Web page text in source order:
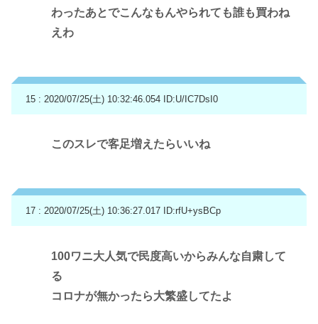
わったあとでこんなもんやられても誰も買わね
えわ
15 : 2020/07/25(土) 10:32:46.054 ID:U/IC7DsI0
このスレで客足増えたらいいね
17 : 2020/07/25(土) 10:36:27.017 ID:rfU+ysBCp
100ワニ大人気で民度高いからみんな自粛して
る
コロナが無かったら大繁盛してたよ